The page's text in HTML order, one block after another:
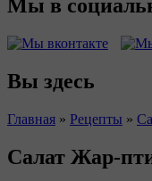
Мы в
Вы здесь
Главная » Рецепты »
Салат Жар-